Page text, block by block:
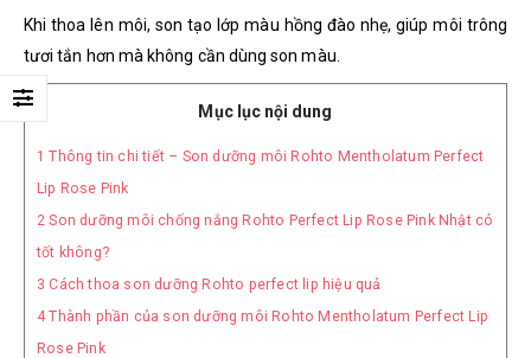
Khi thoa lên môi, son tạo lớp màu hồng đào nhẹ, giúp môi trông
tươi tắn hơn mà không cần dùng son màu.
Mục lục nội dung
1 Thông tin chi tiết – Son dưỡng môi Rohto Mentholatum Perfect
Lip Rose Pink
2 Son dưỡng môi chống nắng Rohto Perfect Lip Rose Pink Nhật có
tốt không?
3 Cách thoa son dưỡng Rohto perfect lip hiệu quả
4Thành phần của son dưỡng môi Rohto Mentholatum Perfect Lip
Rose Pink